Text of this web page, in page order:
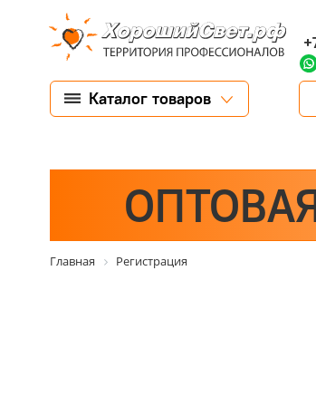
Каталог товаров
Главная Регистрация